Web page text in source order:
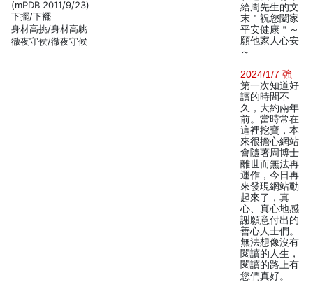
(mPDB 2011/9/23)
下擺/下襬
身材高挑/身材高䠷
徹夜守侯/徹夜守候
給周先生的文
末＂祝您闔家
平安健康＂～
願他家人心安
～
2024/1/7 強
第一次知道好
讀的時間不
久，大約兩年
前。當時常在
這裡挖寶，本
來很擔心網站
會隨著周博士
離世而無法再
運作，今日再
來發現網站動
起來了，真
心、真心地感
謝願意付出的
善心人士們。
無法想像沒有
閱讀的人生，
閱讀的路上有
您們真好。